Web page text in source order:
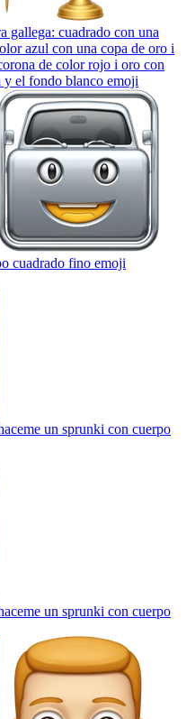
gallega: cuadrado con una
azul con una copa de oro i
de color rojo i oro con
y el fondo blanco emoji
cuadrado fino emoji
un sprunki con cuerpo
un sprunki con cuerpo